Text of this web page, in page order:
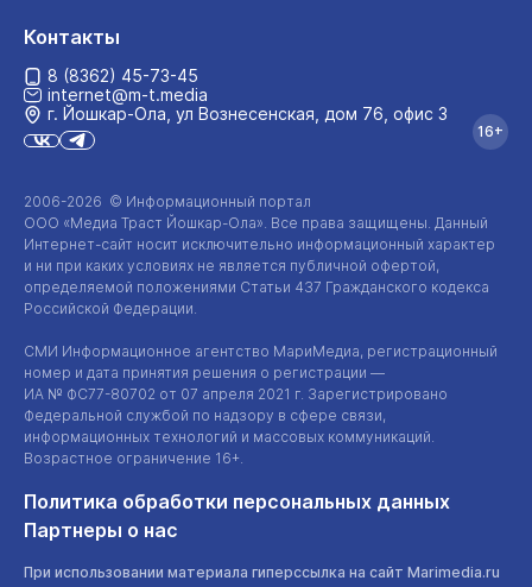
2006-2026 © Информационный портал
ООО «Медиа Траст Йошкар-Ола». Все права защищены. Данный
Интернет-сайт носит исключительно информационный характер
и ни при каких условиях не является публичной офертой,
определяемой положениями Статьи 437 Гражданского кодекса
Российской Федерации.
СМИ Информационное агентство МариМедиа, регистрационный
номер и дата принятия решения о регистрации —
ИА № ФС77-80702 от 07 апреля 2021 г. Зарегистрировано
Федеральной службой по надзору в сфере связи,
информационных технологий и массовых коммуникаций.
Возрастное ограничение 16+.
Политика обработки персональных данных
Партнеры о нас
При использовании материала гиперссылка на сайт Marimedia.ru
Контакты
8 (8362) 45-73-45
internet@m-t.media
г. Йошкар‑Ола, ул Вознесенская, дом 76, офис 3
16+